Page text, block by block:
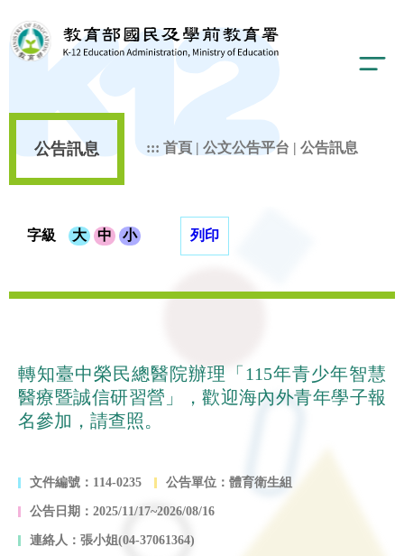
公告訊息 ::: 首頁 | 公文公告平台 | 公告訊息
字級 大 中 小 列印
轉知臺中榮民總醫院辦理「115年青少年智慧
醫療暨誠信研習營」，歡迎海內外青年學子報
名參加，請查照。
文件編號：114-0235 公告單位：體育衛生組
公告日期：2025/11/17~2026/08/16
連絡人：張小姐(04-37061364)